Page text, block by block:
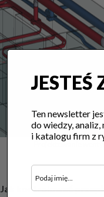
Projektowanie
i
Jak kontrolować
JESTEŚ
Ten newsletter
do wiedzy,
i katalogu firm z